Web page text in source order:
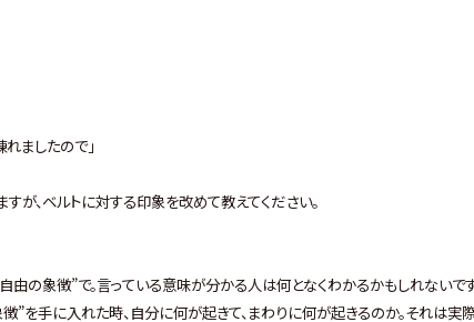
ましたので」
が、ベルトに対する印象を改めて教えてください。
由の象徴”で。言っている意味が分かる人は何となくわかるかもしれないで
”を手に入れた時、自分に何が起きて、まわりに何が起きるのか。それは実